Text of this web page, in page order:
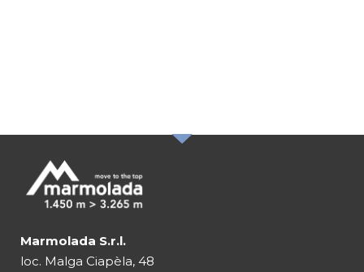
Marmolada S.r.l.
loc. Malga Ciapèla, 48